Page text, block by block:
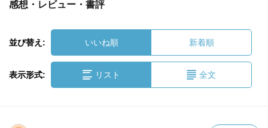
感想・レビュー・書評
並び替え: いいね順 新着順
表示形式: リスト 全文